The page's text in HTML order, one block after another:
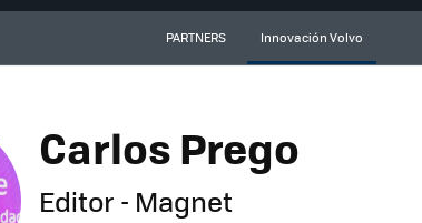
PARTNERS Innovación Volvo
Carlos Prego
Editor - Magnet